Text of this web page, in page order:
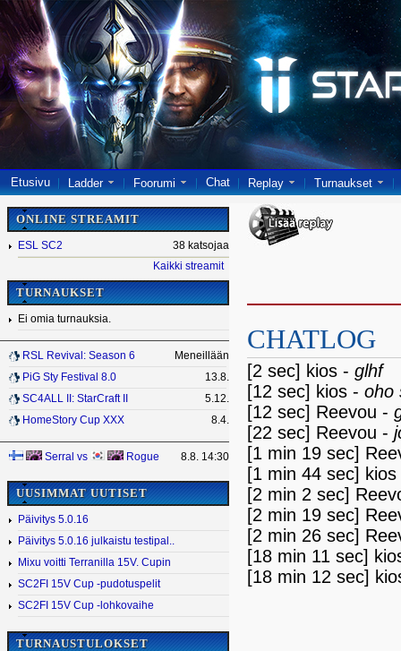
Etusivu Ladder Foorumi Chat Replay Turnaukset
ONLINE STREAMIT
ESL SC2
38 katsojaa
Kaikki streamit
TURNAUKSET
Ei omia turnauksia.
RSL Revival: Season 6
Meneillään
PiG Sty Festival 8.0
13.8.
SC4ALL II: StarCraft II
5.12.
HomeStory Cup XXX
8.4.
Serral vs Rogue 8.8. 14:30
UUSIMMAT UUTISET
Päivitys 5.0.16
Päivitys 5.0.16 julkaistu testipal..
Mixu voitti Terranilla 15V. Cupin
SC2FI 15V Cup -pudotuspelit
SC2FI 15V Cup -lohkovaihe
TURNAUSTULOKSET
CHATLOG
[2 sec] kios - glhf
[12 sec] kios - oho
[12 sec] Reevou -
[22 sec] Reevou -
[1 min 19 sec]
[1 min 44 sec]
[2 min 2 sec]
[2 min 19 sec]
[2 min 26 sec]
[18 min 11 sec]
[18 min 12 sec]